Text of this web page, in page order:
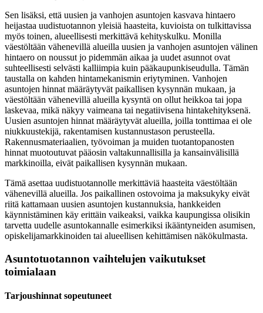
Sen lisäksi, että uusien ja vanhojen asuntojen kasvava hintaero
heijastaa uudistuotannon yleisiä haasteita, kuvioista on tulkittavissa
myös toinen, alueellisesti merkittävä kehityskulku. Monilla
väestöltään vähenevillä alueilla uusien ja vanhojen asuntojen välinen
hintaero on noussut jo pidemmän aikaa ja uudet asunnot ovat
suhteellisesti selvästi kalliimpia kuin pääkaupunkiseudulla. Tämän
taustalla on kahden hintamekanismin eriytyminen. Vanhojen
asuntojen hinnat määräytyvät paikallisen kysynnän mukaan, ja
väestöltään vähenevillä alueilla kysyntä on ollut heikkoa tai jopa
laskevaa, mikä näkyy vaimeana tai negatiivisena hintakehityksenä.
Uusien asuntojen hinnat määräytyvät alueilla, joilla tonttimaa ei ole
niukkuustekijä, rakentamisen kustannustason perusteella.
Rakennusmateriaalien, työvoiman ja muiden tuotantopanosten
hinnat muotoutuvat pääosin valtakunnallisilla ja kansainvälisillä
markkinoilla, eivät paikallisen kysynnän mukaan.
Tämä asettaa uudistuotannolle merkittäviä haasteita väestöltään
vähenevillä alueilla. Jos paikallinen ostovoima ja maksukyky eivät
riitä kattamaan uusien asuntojen kustannuksia, hankkeiden
käynnistäminen käy erittäin vaikeaksi, vaikka kaupungissa olisikin
tarvetta uudelle asuntokannalle esimerkiksi ikääntyneiden asumisen,
opiskelijamarkkinoiden tai alueellisen kehittämisen näkökulmasta.
Asuntotuotannon vaihtelujen vaikutukset
toimialaan
Tarjoushinnat sopeutuneet